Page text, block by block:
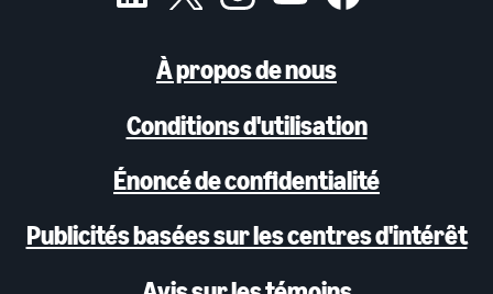
À propos de nous
Conditions d'utilisation
Énoncé de confidentialité
Publicités basées sur les centres d'intérêt